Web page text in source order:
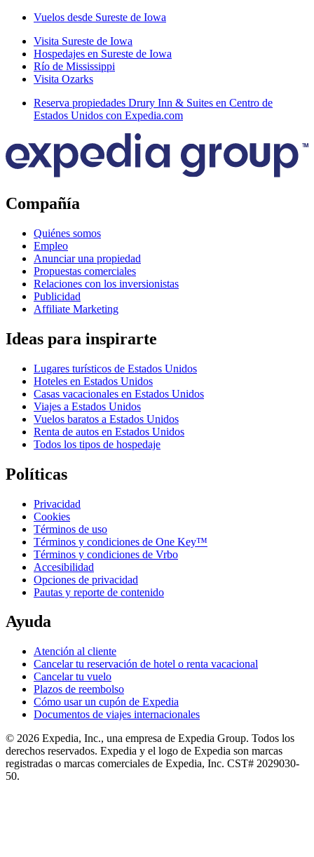
Vuelos desde Sureste de Iowa
Visita Sureste de Iowa
Hospedajes en Sureste de Iowa
Río de Mississippi
Visita Ozarks
Reserva propiedades Drury Inn & Suites en Centro de
Estados Unidos con Expedia.com
Compañía
Quiénes somos
Empleo
Anunciar una propiedad
Propuestas comerciales
Relaciones con los inversionistas
Publicidad
Affiliate Marketing
Ideas para inspirarte
Lugares turísticos de Estados Unidos
Hoteles en Estados Unidos
Casas vacacionales en Estados Unidos
Viajes a Estados Unidos
Vuelos baratos a Estados Unidos
Renta de autos en Estados Unidos
Todos los tipos de hospedaje
Políticas
Privacidad
Cookies
Términos de uso
Términos y condiciones de One Key™
Términos y condiciones de Vrbo
Accesibilidad
Opciones de privacidad
Pautas y reporte de contenido
Ayuda
Atención al cliente
Cancelar tu reservación de hotel o renta vacacional
Cancelar tu vuelo
Plazos de reembolso
Cómo usar un cupón de Expedia
Documentos de viajes internacionales
© 2026 Expedia, Inc., una empresa de Expedia Group. Todos los
derechos reservados. Expedia y el logo de Expedia son marcas
registradas o marcas comerciales de Expedia, Inc. CST# 2029030-
50.